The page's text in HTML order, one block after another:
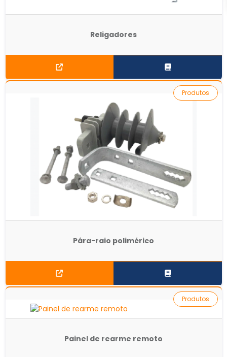
Religadores
Pára-raio polimérico
Produtos
Painel de rearme remoto
Produtos